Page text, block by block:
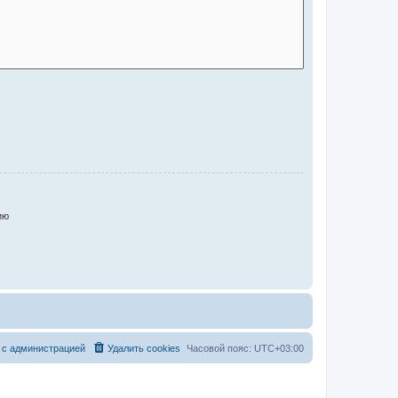
Часовой пояс: UTC+03:00
Удалить cookies
администрацией